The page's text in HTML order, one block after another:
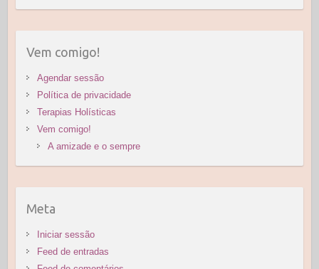
Vem comigo!
Agendar sessão
Política de privacidade
Terapias Holísticas
Vem comigo!
A amizade e o sempre
Meta
Iniciar sessão
Feed de entradas